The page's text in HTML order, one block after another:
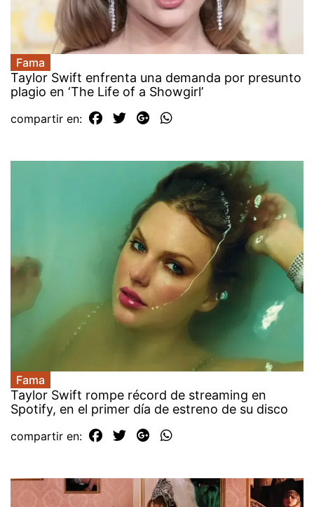
Fama
Taylor Swift enfrenta una demanda por presunto
plagio en ‘The Life of a Showgirl’
compartir en:
Fama
Taylor Swift rompe récord de streaming en
Spotify, en el primer día de estreno de su disco
compartir en: